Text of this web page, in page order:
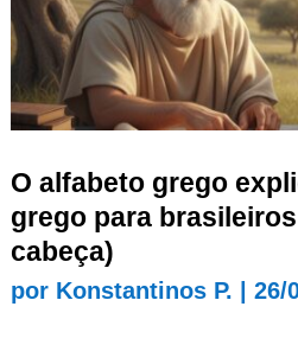
O alfabeto grego
grego para
cabeça)
por Konstantinos P. 26/